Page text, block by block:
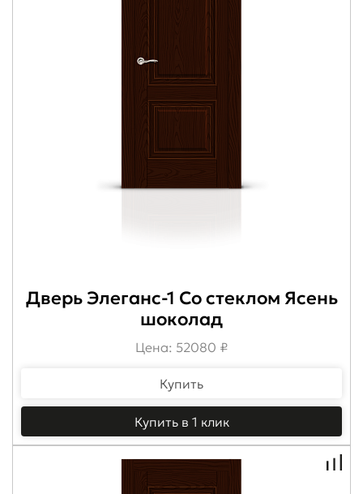
Дверь Элеганс-1 Со стеклом Ясень
шоколад
Цена: 52080 ₽
Купить
Купить в 1 клик